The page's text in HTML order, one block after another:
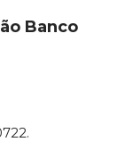
Banco